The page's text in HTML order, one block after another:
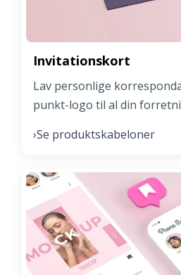
Invitationskort
Lav personlige
punkt-logo til al din
›Se produktskabeloner